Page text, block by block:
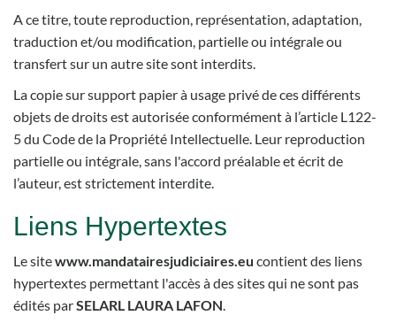
A ce titre, toute reproduction, représentation, adaptation,
traduction et/ou modification, partielle ou intégrale ou
transfert sur un autre site sont interdits.
La copie sur support papier à usage privé de ces différents
objets de droits est autorisée conformément à l’article L122-
5 du Code de la Propriété Intellectuelle. Leur reproduction
partielle ou intégrale, sans l'accord préalable et écrit de
l’auteur, est strictement interdite.
Liens Hypertextes
Le sitewww.mandatairesjudiciaires.eu contient des liens
hypertextes permettant l'accès à des sites qui ne sont pas
édités parSELARL LAURA LAFON.